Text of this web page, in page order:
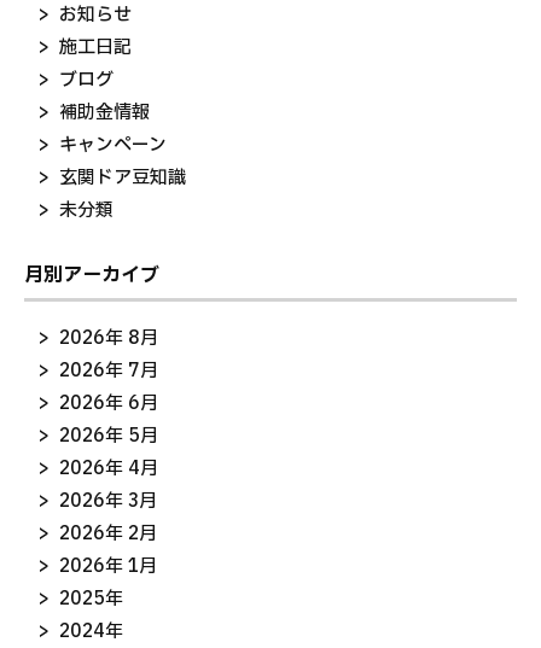
お知らせ
施工日記
ブログ
補助金情報
キャンペーン
玄関ドア豆知識
未分類
月別アーカイブ
2026年 8月
2026年 7月
2026年 6月
2026年 5月
2026年 4月
2026年 3月
2026年 2月
2026年 1月
2025年
2024年